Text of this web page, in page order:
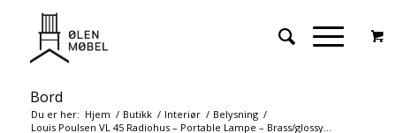
Bord
Du er her: Hjem / Butikk / Interiør / Belysning /
Louis Poulsen VL 45 Radiohus – Portable Lampe – Brass/glossy...